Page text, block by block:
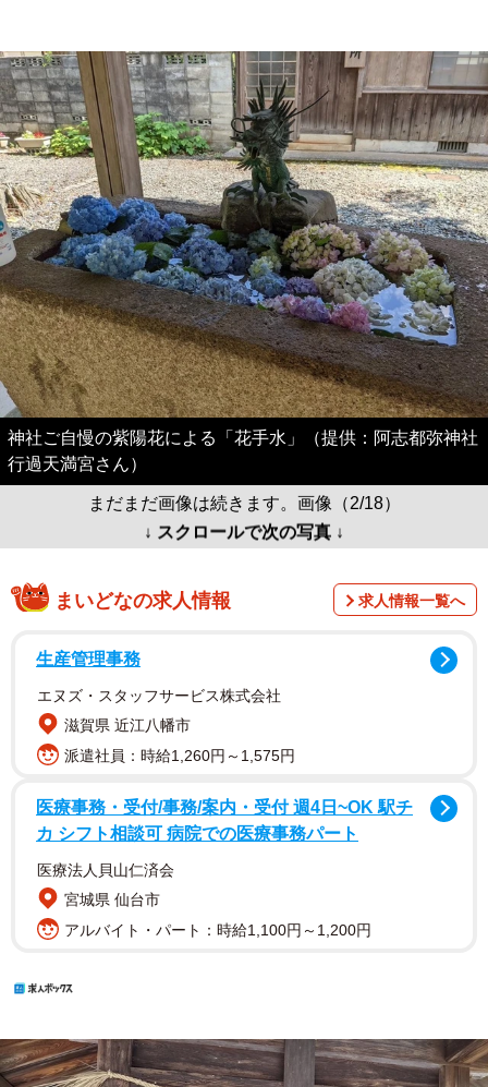
神社ご自慢の紫陽花による「花手水」（提供：阿志都弥神社
行過天満宮さん）
まだまだ画像は続きます。画像（2/18）
↓ スクロールで次の写真 ↓
まいどなの求人情報 求人情報一覧へ
生産管理事務
エヌズ・スタッフサービス株式会社
滋賀県 近江八幡市
派遣社員：時給1,260円～1,575円
医療事務・受付/事務/案内・受付 週4日~OK 駅チ
カ シフト相談可 病院での医療事務パート
医療法人貝山仁済会
宮城県 仙台市
アルバイト・パート：時給1,100円～1,200円